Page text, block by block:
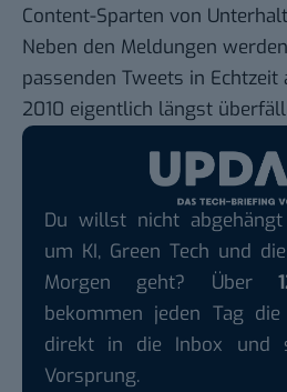
Content-Sparten von
Neben den Meldungen
passenden Tweets in Echtzeit
2010 eigentlich längst
Du willst nicht
um KI, Green Tech und
Morgen geht? Über
bekommen jeden Tag
direkt in die Inbox und
Vorsprung.